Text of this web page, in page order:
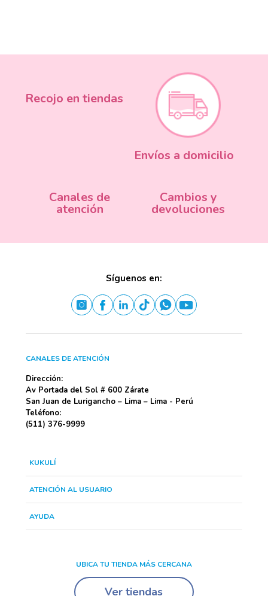
Recojo en tiendas
Envíos a domicilio
Canales de
atención
Cambios y
devoluciones
CANALES DE ATENCIÓN
Dirección:
Av Portada del Sol # 600 Zárate
San Juan de Lurigancho – Lima – Lima - Perú
Teléfono:
(511) 376-9999
Síguenos en:
KUKULÍ
ATENCIÓN AL USUARIO
AYUDA
UBICA TU TIENDA MÁS CERCANA
Ver tiendas